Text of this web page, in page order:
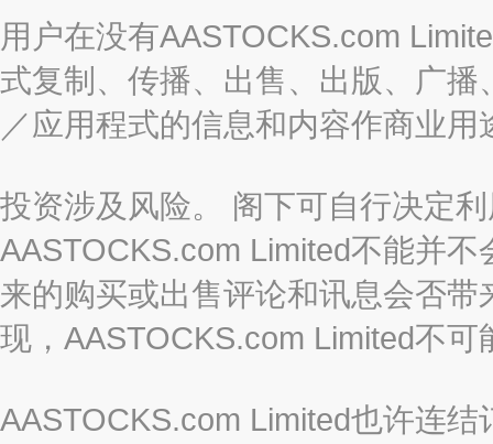
用户在没有AASTOCKS.com
式复制、传播、出售、出版、广
／应用程式的信息和内容作商业用
投资涉及风险。 阁下可自行决定
AASTOCKS.com Limited不能并
来的购买或出售评论和讯息会否
现，AASTOCKS.com Limited不
AASTOCKS.com Limited也许连